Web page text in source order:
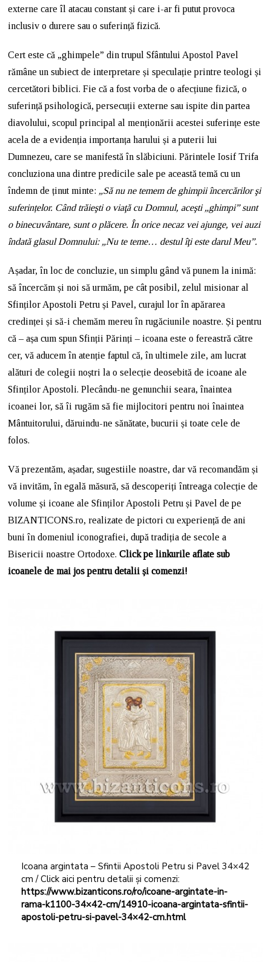
externe care îl atacau constant și care i-ar fi putut provoca
inclusiv o durere sau o suferință fizică.
Cert este că „ghimpele” din trupul Sfântului Apostol Pavel
rămâne un subiect de interpretare și speculație printre teologi și
cercetători biblici. Fie că a fost vorba de o afecțiune fizică, o
suferință psihologică, persecuții externe sau ispite din partea
diavolului, scopul principal al menționării acestei suferințe este
acela de a evidenția importanța harului și a puterii lui
Dumnezeu, care se manifestă în slăbiciuni. Părintele Iosif Trifa
concluziona una dintre predicile sale pe această temă cu un
îndemn de ținut minte: „Să nu ne temem de ghimpii încercărilor şi
suferințelor. Când trăieşti o viaţă cu Domnul, aceşti „ghimpi” sunt
o binecuvântare, sunt o plăcere. În orice necaz vei ajunge, vei auzi
îndată glasul Domnului: „Nu te teme… destul îţi este darul Meu”.
Așadar, în loc de concluzie, un simplu gând vă punem la inimă:
să încercăm și noi să urmăm, pe cât posibil, zelul misionar al
Sfinților Apostoli Petru și Pavel, curajul lor în apărarea
credinței și să-i chemăm mereu în rugăciunile noastre. Și pentru
că – așa cum spun Sfinții Părinți – icoana este o fereastră către
cer, vă aducem în atenție faptul că, în ultimele zile, am lucrat
alături de colegii noștri la o selecție deosebită de icoane ale
Sfinților Apostoli. Plecându-ne genunchii seara, înaintea
icoanei lor, să îi rugăm să fie mijlocitori pentru noi înaintea
Mântuitorului, dăruindu-ne sănătate, bucurii și toate cele de
folos.
Vă prezentăm, așadar, sugestiile noastre, dar vă recomandăm și
vă invităm, în egală măsură, să descoperiți întreaga colecție de
volume și icoane ale Sfinților Apostoli Petru și Pavel de pe
BIZANTICONS.ro, realizate de pictori cu experiență de ani
buni în domeniul iconografiei, după tradiția de secole a
Bisericii noastre Ortodoxe.Click pe linkurile aflate sub
icoanele de mai jos pentru detalii și comenzi!
Icoana argintata – Sfintii Apostoli Petru si Pavel 34×42
cm / Click aici pentru detalii și comenzi:
https://www.bizanticons.ro/ro/icoane-argintate-in-
rama-k1100-34×42-cm/14910-icoana-argintata-sfintii-
apostoli-petru-si-pavel-34×42-cm.html